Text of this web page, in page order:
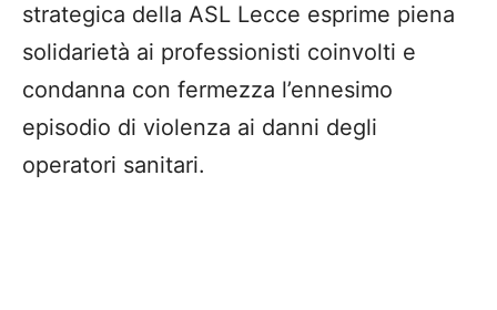
strategica della ASL Lecce esprime piena
solidarietà ai professionisti coinvolti e
condanna con fermezza l’ennesimo
episodio di violenza ai danni degli
operatori sanitari.